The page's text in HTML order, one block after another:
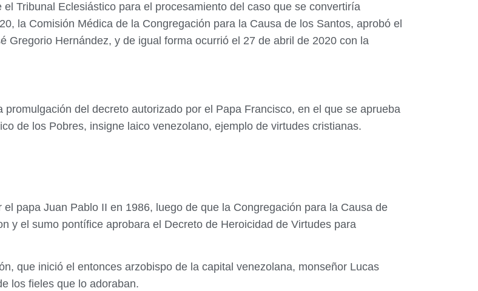
Tribunal Eclesiástico para el procesamiento del caso que se convertiría
la Comisión Médica de la Congregación para la Causa de los Santos, aprobó el
Gregorio Hernández, y de igual forma ocurrió el 27 de abril de 2020 con la
del decreto autorizado por el Papa Francisco, en el que se aprueba
de los Pobres, insigne laico venezolano, ejemplo de virtudes cristianas.
papa Juan Pablo II en 1986, luego de que la Congregación para la Causa de
y el sumo pontífice aprobara el Decreto de Heroicidad de Virtudes para
que inició el entonces arzobispo de la capital venezolana, monseñor Lucas
los fieles que lo adoraban.